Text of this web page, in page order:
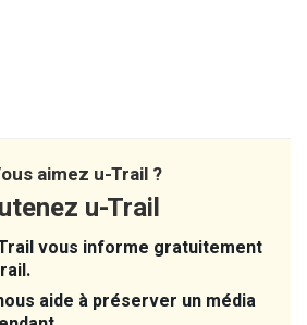
aimez u-Trail ?
u-Trail
vous informe gratuitement
aide à préserver un média